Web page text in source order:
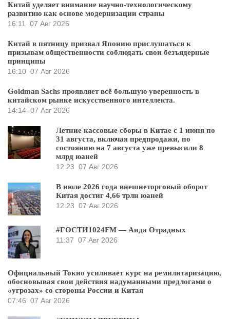
Китай уделяет внимание научно-технологическому
развитию как основе модернизации страны
16:11 07 Авг 2026
Китай в пятницу призвал Японию прислушаться к
призывам общественности соблюдать свои безъядерные
принципы
16:10 07 Авг 2026
Goldman Sachs проявляет всё большую уверенность в
китайском рынке искусственного интеллекта.
14:14 07 Авг 2026
Летние кассовые сборы в Китае с 1 июня по
31 августа, включая предпродажи, по
состоянию на 7 августа уже превысили 8
млрд юаней
12:23 07 Авг 2026
В июле 2026 года внешнеторговый оборот
Китая достиг 4,66 трлн юаней
12:23 07 Авг 2026
#ГОСТИ1024FM — Аида Отрадных
11:37 07 Авг 2026
Официальный Токио усиливает курс на ремилитаризацию,
обосновывая свои действия надуманными предлогами о
«угрозах» со стороны России и Китая
07:46 07 Авг 2026